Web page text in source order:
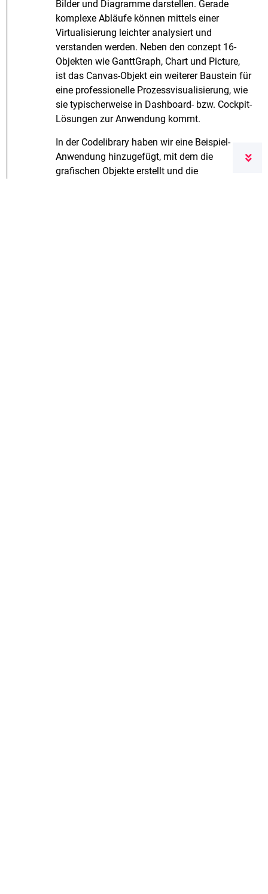
Bilder und Diagramme darstellen. Gerade
komplexe Abläufe können mittels einer
Virtualisierung leichter analysiert und
verstanden werden. Neben den conzept 16-
Objekten wie GanttGraph, Chart und Picture,
ist das Canvas-Objekt ein weiterer Baustein für
eine professionelle Prozessvisualisierung, wie
sie typischerweise in Dashboard- bzw. Cockpit-
Lösungen zur Anwendung kommt.
In der Codelibrary haben wir eine Beispiel-
Anwendung hinzugefügt, mit dem die
grafischen Objekte erstellt und die